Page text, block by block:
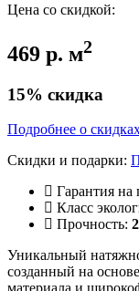
Цена со скидкой:
469 р. м2
15% скидка
Подробнее о
Скидки и подарки:
Гарантия на
Класс
Прочность:
Уникальный
созданный на